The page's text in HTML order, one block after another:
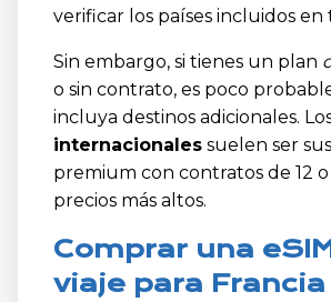
verificar los países incluidos en
Sin embargo, si tienes un plan
o sin contrato, es poco
incluya destinos adicionales.
internacionales suelen ser
premium con contratos de 12 o
precios más altos.
Comprar una
viaje para Francia